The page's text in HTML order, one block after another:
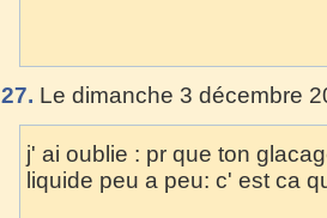
27. Le dimanche 3 décembre
j' ai oublie : pr que ton
liquide peu a peu: c' est ca